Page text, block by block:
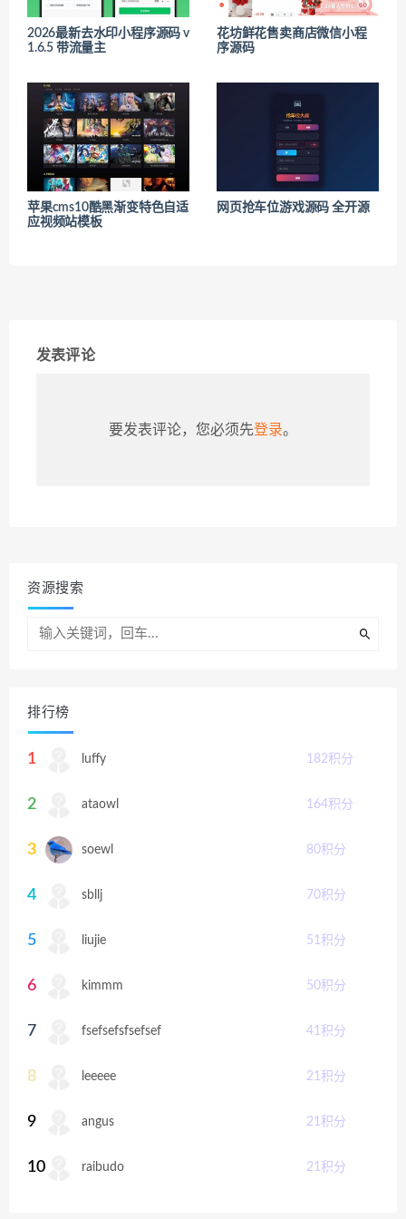
2026最新去水印小程序源码 v
1.6.5 带流量主
花坊鲜花售卖商店微信小程
序源码
苹果cms10酷黑渐变特色自适
应视频站模板
网页抢车位游戏源码 全开源
发表评论
要发表评论，您必须先登录。
资源搜索
排行榜
1 luffy 182积分
2 ataowl 164积分
3 soewl 80积分
4 sbllj 70积分
5 liujie 51 积分
6 kimmm 50积分
7 fsefsefsfsefsef 41 积分
8 leeeee 21 积分
9 angus 21 积分
10 raibudo 21 积分